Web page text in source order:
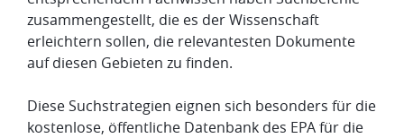
zusammengestellt, die es der Wissenschaft
erleichtern sollen, die relevantesten Dokumente
auf diesen Gebieten zu finden.
Diese Suchstrategien eignen sich besonders für die
kostenlose, öffentliche Datenbank des EPA für die